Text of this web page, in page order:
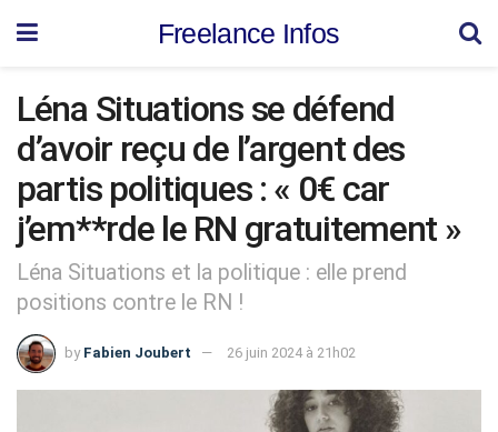
Freelance Infos
Léna Situations se défend
d’avoir reçu de l’argent des
partis politiques : « 0€ car
j’em**rde le RN gratuitement »
Léna Situations et la politique : elle prend
positions contre le RN !
by Fabien Joubert 26 juin 2024 à 21h02